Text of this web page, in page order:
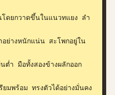
ดยกวาดขึ้นในแนวทแยง ลำ
ย่างหนักแน่น สะโพกอยู่ใน
ต่ำ มือทั้งสองข้างผลักออก
มพร้อม ทรงตัวได้อย่างมั่นคง